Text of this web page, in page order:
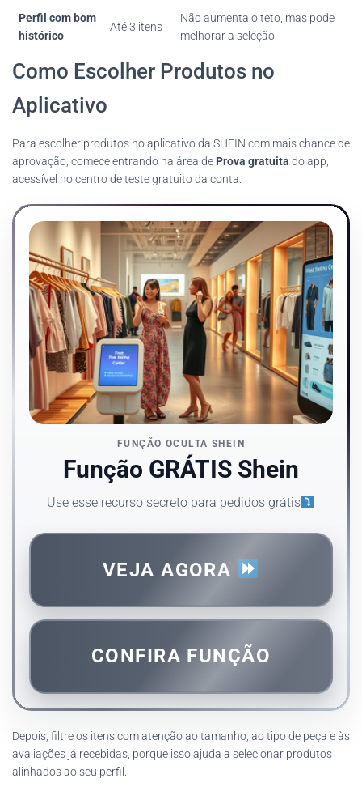
Perfil com bom
histórico
Até 3 itens
Não aumenta o teto, mas pode
melhorar a seleção
Como Escolher Produtos no
Aplicativo
Para escolher produtos no aplicativo da SHEIN com mais chance de
aprovação, comece entrando na área de Prova gratuita do app,
acessível no centro de teste gratuito da conta.
FUNÇÃO OCULTA SHEIN
Função GRÁTIS Shein
Use esse recurso secreto para pedidos grátis
VEJA AGORA
CONFIRA FUNÇÃO
Depois, filtre os itens com atenção ao tamanho, ao tipo de peça e às
avaliações já recebidas, porque isso ajuda a selecionar produtos
alinhados ao seu perfil.